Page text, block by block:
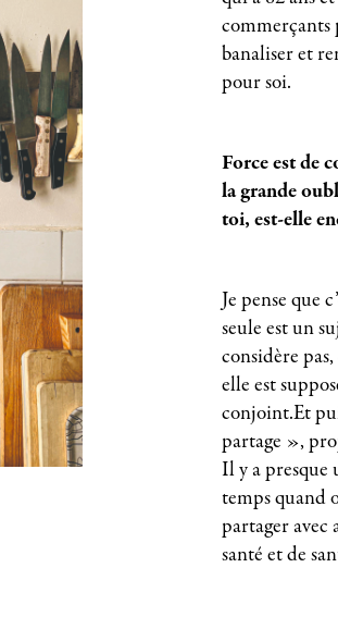
commerçants
banaliser et
pour soi.
Force est de
la grande
toi, est-elle
Je pense que
seule est un
considère
elle est
conjoint.Et
partage »,
Il y a presque
temps quand
partager avec
santé et de